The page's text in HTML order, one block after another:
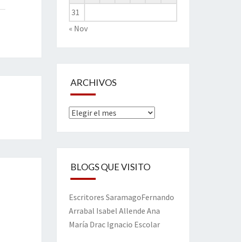
31
« Nov
ARCHIVOS
Archivos
BLOGS QUE VISITO
Escritores SaramagoFernando
Arrabal Isabel Allende Ana
María Drac Ignacio Escolar